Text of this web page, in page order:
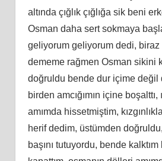
altında çığlık çığlığa sik beni
Osman daha sert sokmaya
geliyorum geliyorum dedi, biraz
dememe rağmen Osman sikini
doğruldu bende dur içime değil
birden amcığımın içine boşalttı,
amımda hissetmiştim,
herif dedim, üstümden
başını tutuyordu, bende